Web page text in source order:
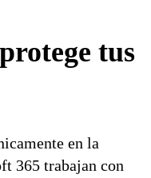
tus
en la
365 trabajan con